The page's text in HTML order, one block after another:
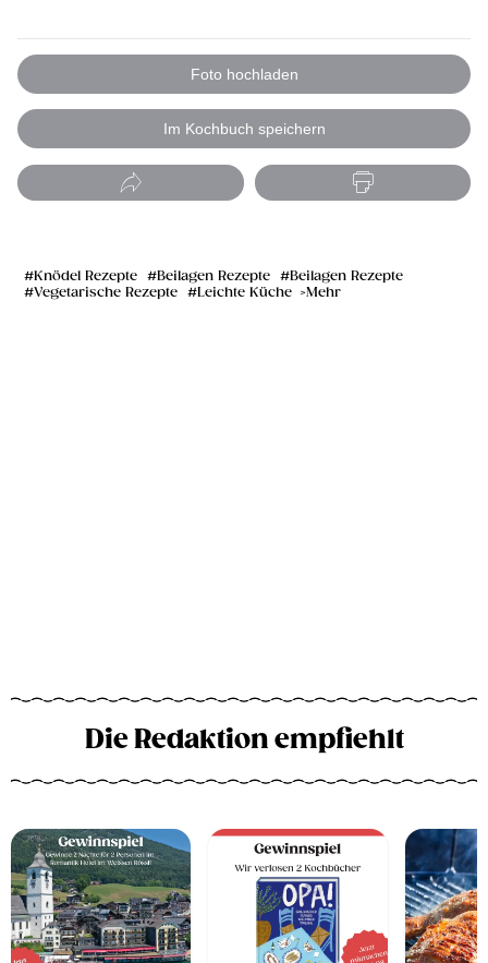
Foto hochladen
Im Kochbuch speichern
Knödel Rezepte Beilagen Rezepte
Beilagen Rezepte
Vegetarische Rezepte
Leichte Küche Mehr
Die Redaktion empfiehlt